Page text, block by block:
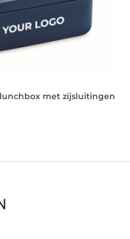
met zijsluitingen